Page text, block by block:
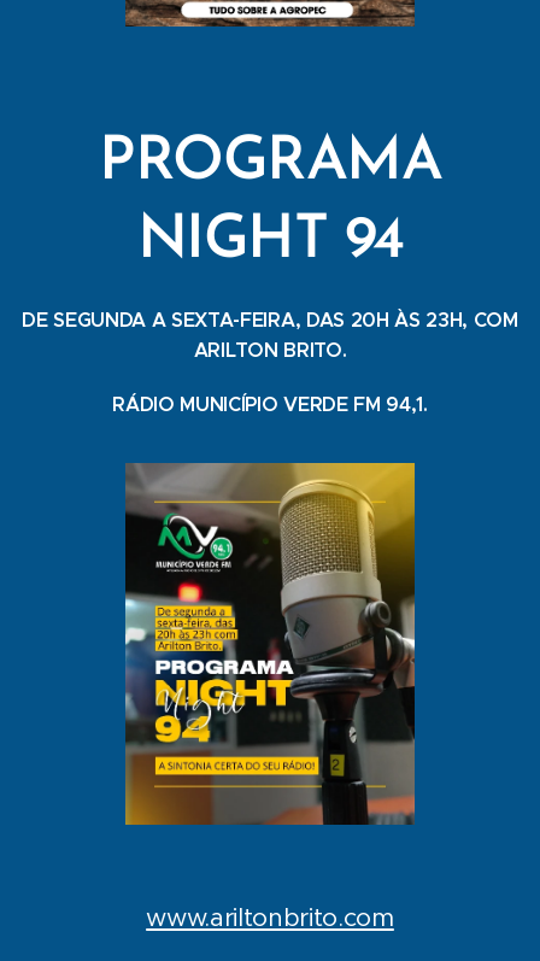
PROGRAMA
NIGHT 94
DE SEGUNDA A SEXTA-FEIRA, DAS 20H ÀS 23H, COM
ARILTON BRITO.
RÁDIO MUNICÍPIO VERDE FM 94,1.
www.ariltonbrito.com